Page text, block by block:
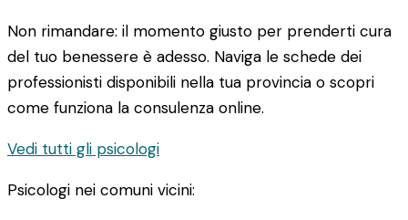
Non rimandare: il momento giusto per prenderti cura
del tuo benessere è adesso. Naviga le schede dei
professionisti disponibili nella tua provincia o scopri
come funziona la consulenza online.
Vedi tutti gli psicologi
Psicologi nei comuni vicini: